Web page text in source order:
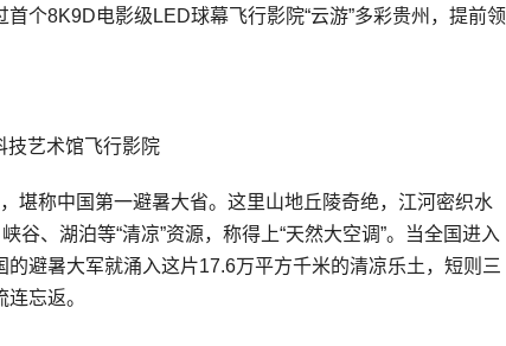
个8K9D电影级LED球幕飞行影院“云游”多彩贵州，提前领
技艺术馆飞行影院
称中国第一避暑大省。这里山地丘陵奇绝，江河密织水
、湖泊等“清凉”资源，称得上“天然大空调”。当全国进入
避暑大军就涌入这片17.6万平方千米的清凉乐土，短则三
忘返。